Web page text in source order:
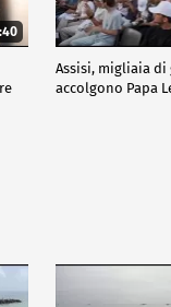
Assisi, migliaia di
accolgono Papa